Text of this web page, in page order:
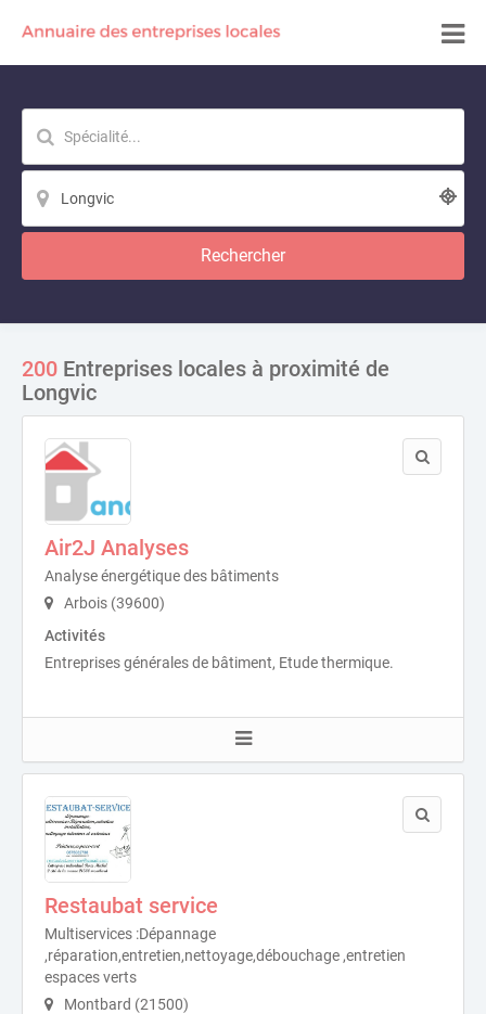
Rechercher
200 Entreprises locales à proximité de
Longvic
Air2J Analyses
Analyse énergétique des bâtiments
Arbois (39600)
Activités
Entreprises générales de bâtiment, Etude thermique.
Restaubat service
Multiservices :Dépannage
,réparation,entretien,nettoyage,débouchage ,entretien
espaces verts
Montbard (21500)